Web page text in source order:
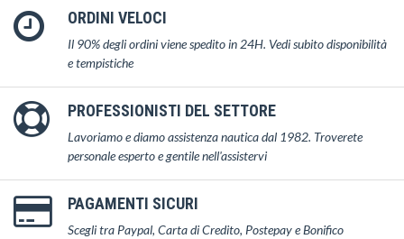
ORDINI VELOCI
Il 90% degli ordini viene spedito in 24H. Vedi subito disponibilità
e tempistiche
PROFESSIONISTI DEL SETTORE
Lavoriamo e diamo assistenza nautica dal 1982. Troverete
personale esperto e gentile nell'assistervi
PAGAMENTI SICURI
Scegli tra Paypal, Carta di Credito, Postepay e Bonifico